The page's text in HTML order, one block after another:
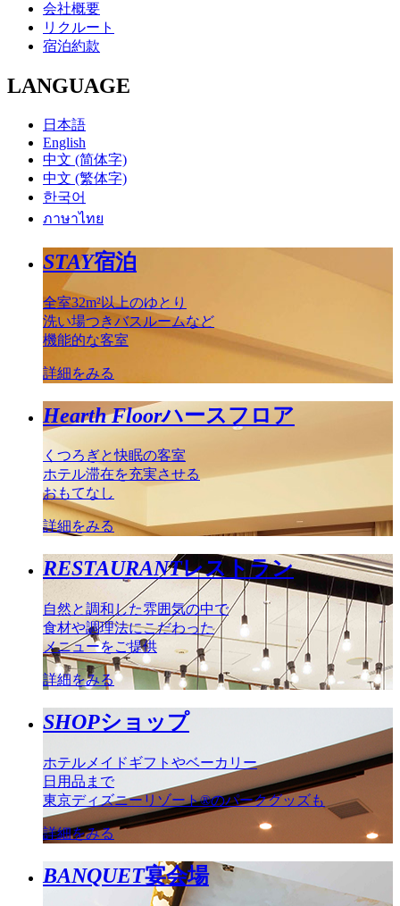
会社概要
リクルート
宿泊約款
LANGUAGE
日本語
English
中文 (简体字)
中文 (繁体字)
한국어
ภาษาไทย
STAY宿泊
全室32m²以上のゆとり
洗い場つきバスルームなど
機能的な客室
詳細をみる
Hearth Floorハースフロア
くつろぎと快眠の客室
ホテル滞在を充実させる
おもてなし
詳細をみる
RESTAURANTレストラン
自然と調和した雰囲気の中で
食材や調理法にこだわった
メニューをご提供
詳細をみる
SHOPショップ
ホテルメイドギフトやベーカリー
日用品まで
東京ディズニーリゾート®のパークグッズも
詳細をみる
BANQUET宴会場